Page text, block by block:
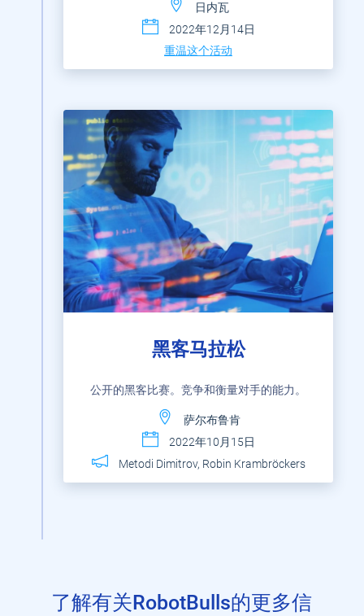
日内瓦
2022年12月14日
重温这个活动
黑客马拉松
公开的黑客比赛。竞争和衡量对手的能力。
萨尔布鲁肯
2022年10月15日
Metodi Dimitrov, Robin Krambröckers
了解有关RobotBulls的更多信